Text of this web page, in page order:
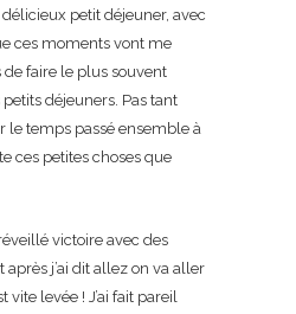
petit déjeuner, avec
ces moments vont me
faire le plus souvent
petits déjeuners. Pas tant
le temps passé ensemble à
ces petites choses que
victoire avec des
après j’ai dit allez on va aller
vite levée ! J’ai fait pareil